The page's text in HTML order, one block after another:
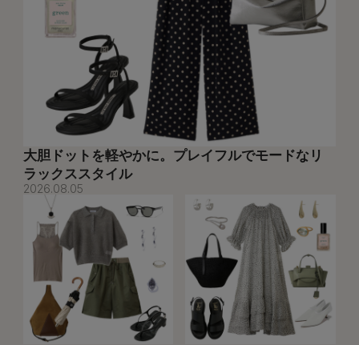
大胆ドットを軽やかに。プレイフルでモードなリ
ラックススタイル
2026.08.05